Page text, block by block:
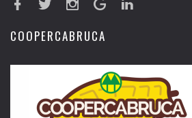
COOPERCABRUCA